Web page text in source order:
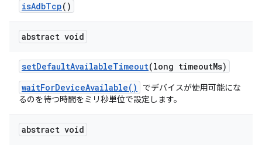
isAdbTcp()
abstract void
setDefaultAvailableTimeout(long timeoutMs)
waitForDeviceAvailable()
でデバイスが使用可能にな
るのを待つ時間をミリ秒単位で設定します。
abstract void